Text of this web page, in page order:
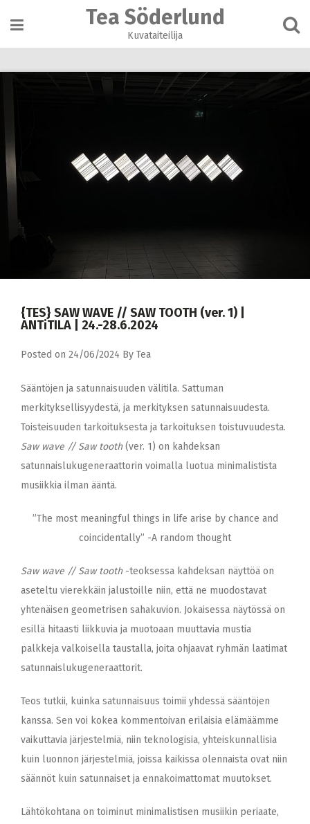
content
Tea Söderlund
Kuvataiteilija
{TES} SAW WAVE // SAW TOOTH (ver. 1) |
ANTiTILA | 24.-28.6.2024
Posted on 24/06/2024 By Tea
Sääntöjen ja satunnaisuuden välitila. Sattuman
merkityksellisyydestä, ja merkityksen satunnaisuudesta.
Toisteisuuden tarkoituksesta ja tarkoituksen toistuvuudesta.
Saw wave // Saw tooth(ver. 1) on kahdeksan
satunnaislukugeneraattorin voimalla luotua minimalistista
musiikkia ilman ääntä.
”The most meaningful things in life arise by chance and
coincidentally” -A random thought
Saw wave // Saw tooth-teoksessa kahdeksan näyttöä on
aseteltu vierekkäin jalustoille niin, että ne muodostavat
yhtenäisen geometrisen sahakuvion. Jokaisessa näytössä on
esillä hitaasti liikkuvia ja muotoaan muuttavia mustia
palkkeja valkoisella taustalla, joita ohjaavat ryhmän laatimat
satunnaislukugeneraattorit.
Teos tutkii, kuinka satunnaisuus toimii yhdessä sääntöjen
kanssa. Sen voi kokea kommentoivan erilaisia elämäämme
vaikuttavia järjestelmiä, niin teknologisia, yhteiskunnallisia
kuin luonnon järjestelmiä, joissa kaikissa olennaista ovat niin
säännöt kuin satunnaiset ja ennakoimattomat muutokset.
Lähtökohtana on toiminut minimalistisen musiikin periaate,